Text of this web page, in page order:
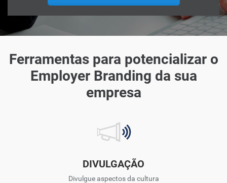
Ferramentas para potencializar o
Employer Branding da sua
empresa
DIVULGAÇÃO
Divulgue aspectos da cultura